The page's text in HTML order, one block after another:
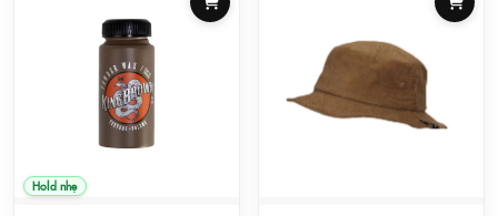
Hold nhẹ